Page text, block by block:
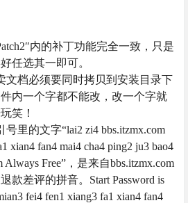
内的补丁功能完全一致，只是
任选其一即可。
文档必须要同时拷贝到安装目录下
内一个字都不能改，改一个字就
笑！
里的文字“lai2 zi4 bbs.itzmx.com
xian4 fan4 mai4 cha4 ping2 ju3 bao4
Always Free”，是来自bbs.itzmx.com
款差评的拼音。Start Password is
fei4 fen1 xiang3 fa1 xian4 fan4